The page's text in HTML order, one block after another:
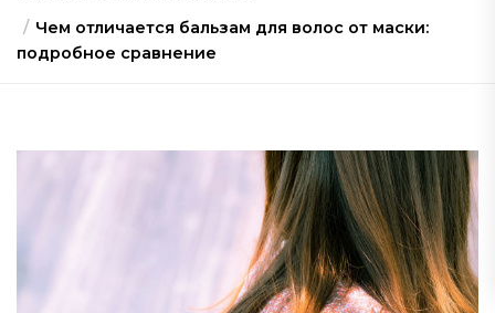
Чем отличается бальзам для волос от маски:
подробное сравнение